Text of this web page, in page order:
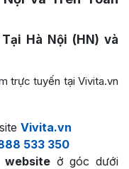
Hà Nội (HN) và
trực tuyến tại Vivita.vn
Vivita.vn
533 350
website ở góc dưới